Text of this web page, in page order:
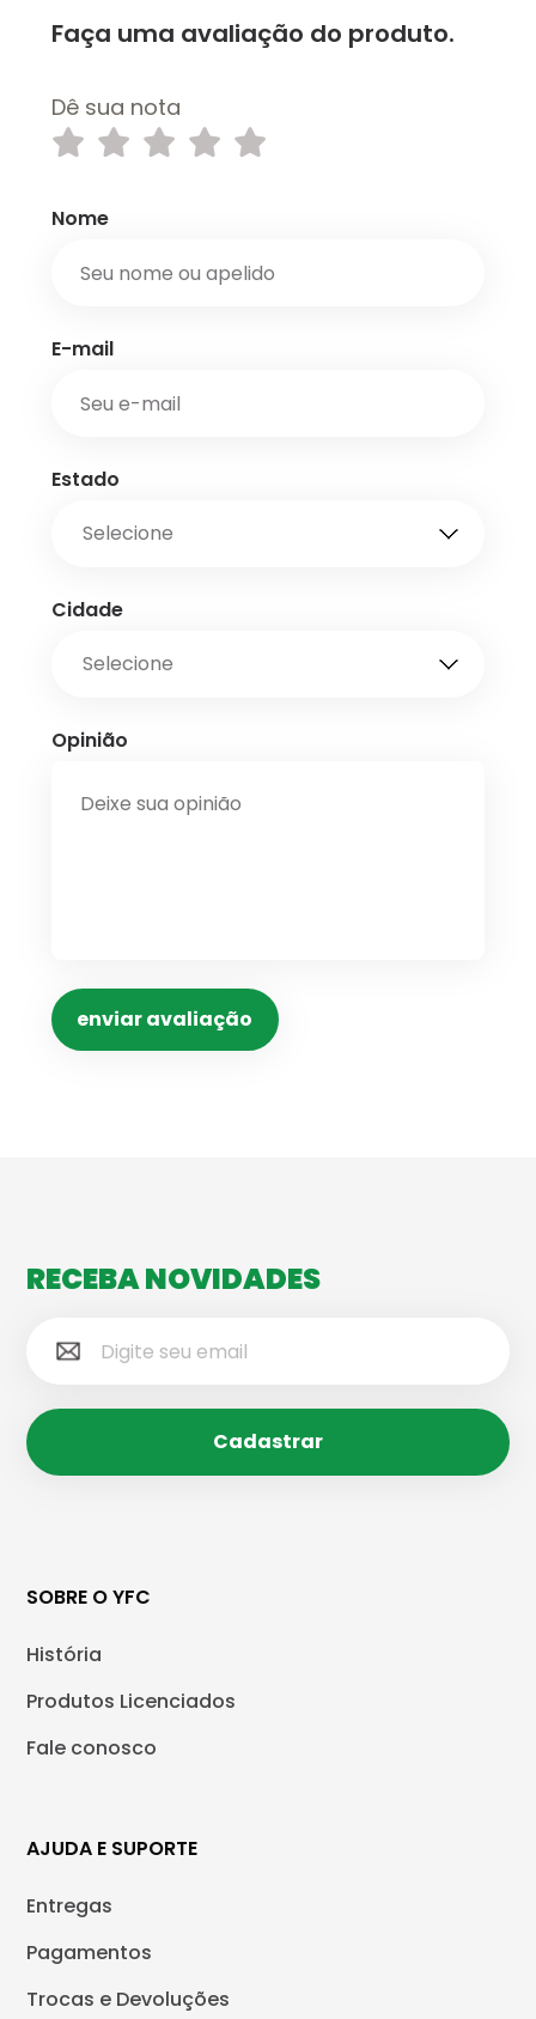
Faça uma avaliação do produto.
Dê sua nota
Nome
E-mail
Estado
Cidade
Opinião
enviar avaliação
RECEBA NOVIDADES
SOBRE O YFC
História
Produtos Licenciados
Fale conosco
AJUDA E SUPORTE
Entregas
Pagamentos
Trocas e Devoluções